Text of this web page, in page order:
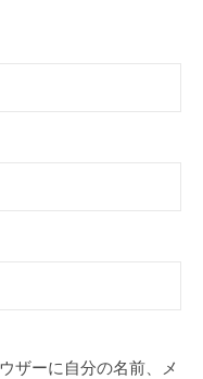
ザーに自分の名前、メ